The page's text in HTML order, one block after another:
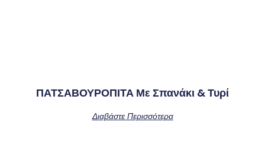
ΠΑΤΣΑΒΟΥΡΟΠΙΤΑ Με Σπανάκι & Τυρί
Διαβάστε Περισσότερα